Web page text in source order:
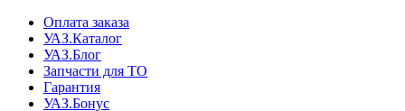
Оплата заказа
УАЗ.Каталог
УАЗ.Блог
Запчасти для ТО
Гарантия
УАЗ.Бонус